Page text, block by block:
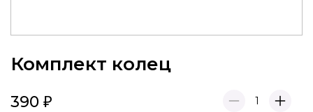
Комплект колец
390 1